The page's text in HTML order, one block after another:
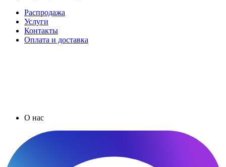
Распродажа
Услуги
Контакты
Оплата и доставка
О нас